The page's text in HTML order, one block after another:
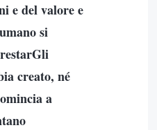
e del valore e
si
creato, né
a